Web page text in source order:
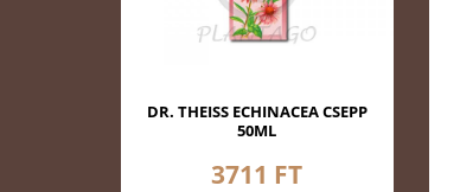
DR. THEISS ECHINACEA CSEPP
50ML
3711 FT